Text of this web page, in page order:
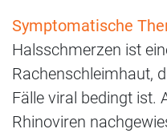
Symptomatische
Halsschmerzen ist
Rachenschleimhaut,
Fälle viral bedingt ist.
Rhinoviren